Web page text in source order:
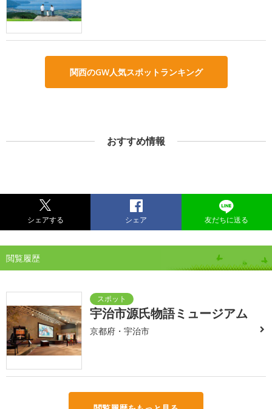
関西のGW人気スポットランキング
おすすめ情報
シェアする シェア 友だちに送る
閲覧履歴
宇治市源氏物語ミュージアム
京都府・宇治市